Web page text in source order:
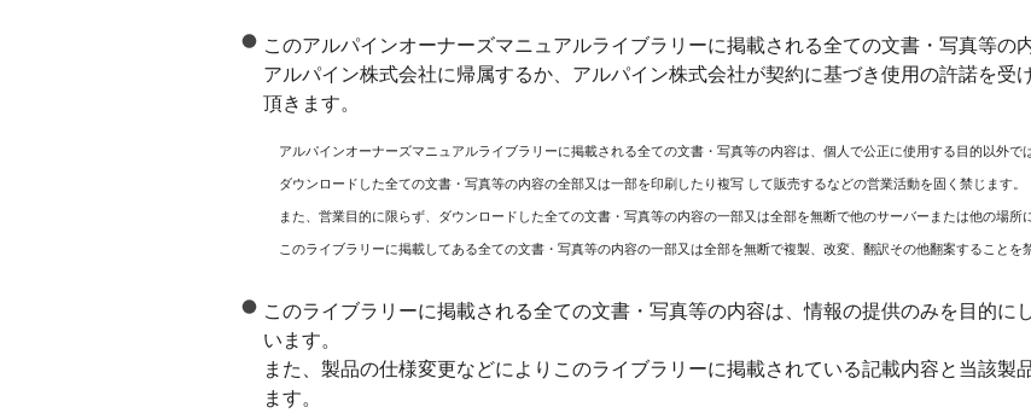
このアルパインオーナーズマニュアルライブラリーに掲載される全ての文書・写真等の
アルパイン株式会社に帰属するか、アルパイン株式会社が契約に基づき使用の許諾を受
頂きます。
アルパインオーナーズマニュアルライブラリーに掲載される全ての文書・写真等の内容は、個人で公正に使用する目的以外で
ダウンロードした全ての文書・写真等の内容の全部又は一部を印刷したり複写 して販売するなどの営業活動を固く禁じます。
また、営業目的に限らず、ダウンロードした全ての文書・写真等の内容の一部又は全部を無断で他のサーバーまたは他の場所
このライブラリーに掲載してある全ての文書・写真等の内容の一部又は全部を無断で複製、改変、翻訳その他翻案することを
このライブラリーに掲載される全ての文書・写真等の内容は、情報の提供のみを目的に
います。
また、製品の仕様変更などによりこのライブラリーに掲載されている記載内容と当該製
ます。